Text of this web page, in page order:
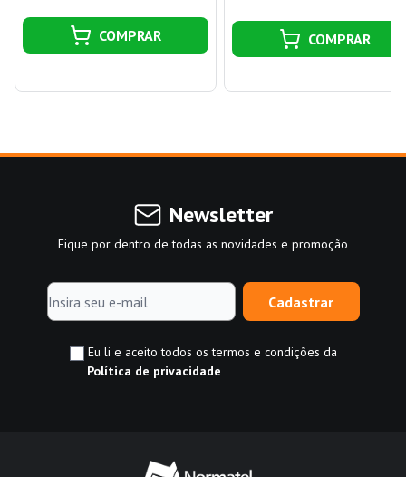
COMPRAR COMPRAR
Newsletter
Fique por dentro de todas as novidades e promoção
Cadastrar
Eu li e aceito todos os termos e condições da
Política de privacidade